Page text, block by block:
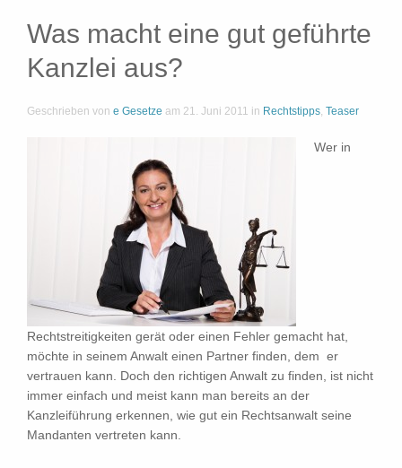
Was macht eine gut geführte
Kanzlei aus?
Geschrieben von e Gesetze am 21. Juni 2011 in Rechtstipps, Teaser
Wer in
Rechtstreitigkeiten gerät oder einen Fehler gemacht hat,
möchte in seinem Anwalt einen Partner finden, dem er
vertrauen kann. Doch den richtigen Anwalt zu finden, ist nicht
immer einfach und meist kann man bereits an der
Kanzleiführung erkennen, wie gut ein Rechtsanwalt seine
Mandanten vertreten kann.